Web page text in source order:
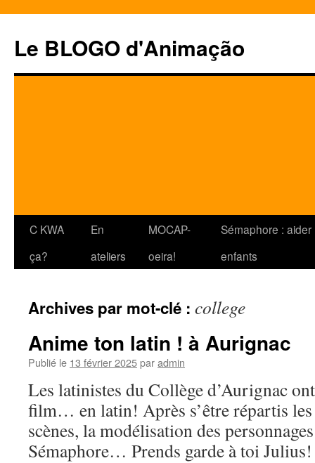
Le BLOGO d'Animação
Aller
C KWA
ça?
En
ateliers
MOCAP-
oeira!
Sémaphore : aider
enfants
Archives par mot-clé : college
Anime ton latin ! à Aurignac
Publié le 13 février 2025paradmin
Les latinistes du Collège d’Aurignac
film… en latin! Après s’être répartis les
scènes, la modélisation des
Sémaphore… Prends garde à toi Julius!